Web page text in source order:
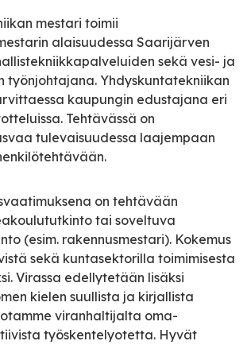
mestari toimii
alaisuudessa Saarijärven
sekä vesi- ja
työnjohtajana. Yhdyskuntatekniikan
kaupungin edustajana eri
Tehtävässä on
tulevaisuudessa laajempaan
on tehtävään
tai soveltuva
(esim. rakennusmestari). Kokemus
sekä kuntasektorilla toimimisesta
Virassa edellytetään lisäksi
kielen suullista ja kirjallista
viranhaltijalta oma-
työskentelyotetta. Hyvät